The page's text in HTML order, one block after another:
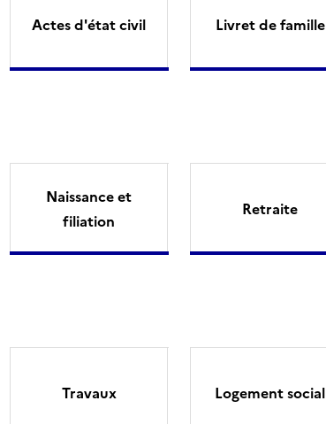
Actes d'état civil Livret de famille
Naissance et
filiation
Retraite
Travaux Logement social